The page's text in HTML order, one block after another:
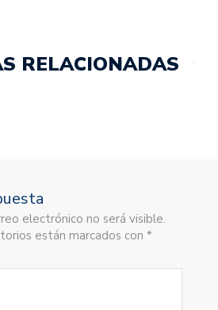
RELACIONADAS
electrónico no será visible.
están marcados con *